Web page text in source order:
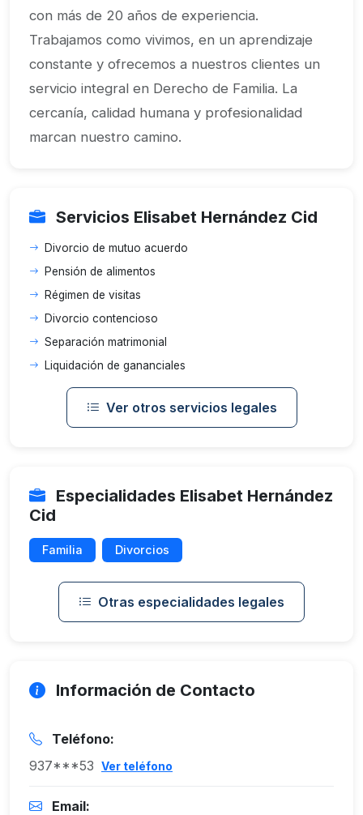
con más de 20 años de experiencia.
Trabajamos como vivimos, en un aprendizaje
constante y ofrecemos a nuestros clientes un
servicio integral en Derecho de Familia. La
cercanía, calidad humana y profesionalidad
marcan nuestro camino.
Servicios Elisabet Hernández Cid
Divorcio de mutuo acuerdo
Pensión de alimentos
Régimen de visitas
Divorcio contencioso
Separación matrimonial
Liquidación de gananciales
Ver otros servicios legales
Especialidades Elisabet Hernández
Cid
Familia Divorcios
Otras especialidades legales
Información de Contacto
Teléfono:
937***53 Ver teléfono
Email: